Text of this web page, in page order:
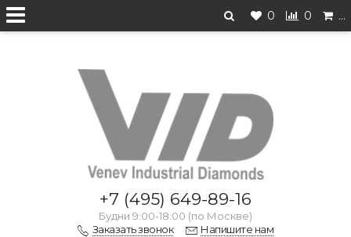
0 0 …
Перейти на старую версию
+7 (495) 649-89-16
Будни 9:00-18:00 (по Москве)
Заказать звонок
Напишите нам